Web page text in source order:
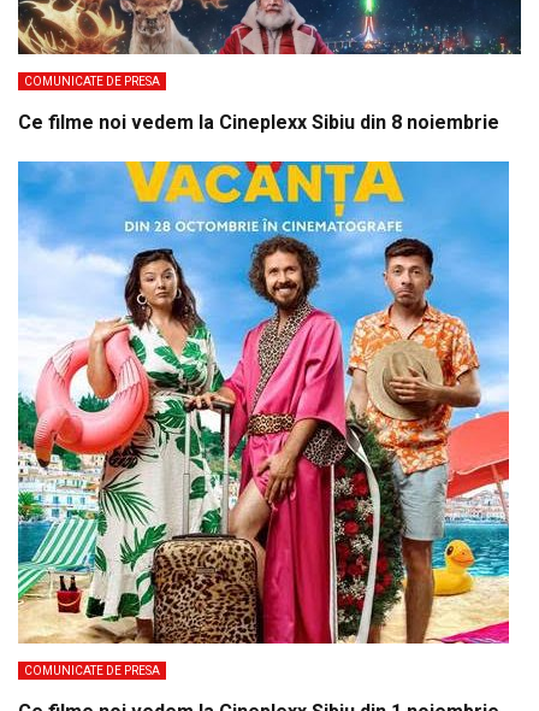
COMUNICATE DE PRESA
Ce filme noi vedem la Cineplexx Sibiu din 8 noiembrie
COMUNICATE DE PRESA